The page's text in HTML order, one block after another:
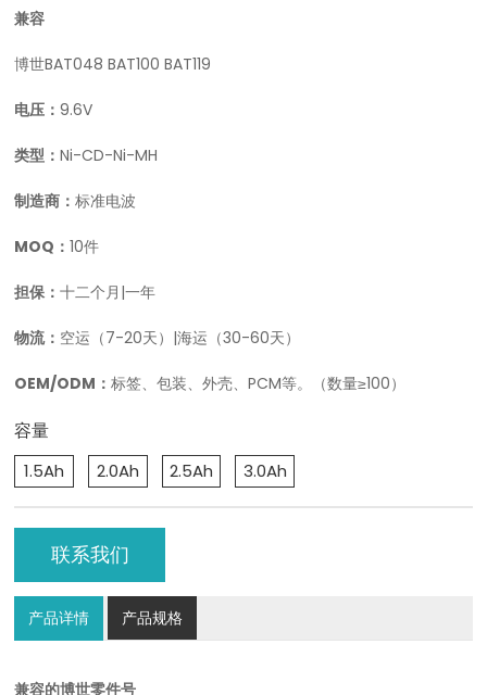
兼容
博世BAT048 BAT100 BAT119
电压：9.6V
类型：Ni-CD-Ni-MH
制造商：标准电波
MOQ：10件
担保：十二个月|一年
物流： 空运（7-20天）|海运（30-60天）
OEM/ODM：标签、包装、外壳、PCM等。（数量≥100）
容量
1.5Ah 2.0Ah 2.5Ah 3.0Ah
联系我们
产品详情 产品规格
兼容的博世零件号